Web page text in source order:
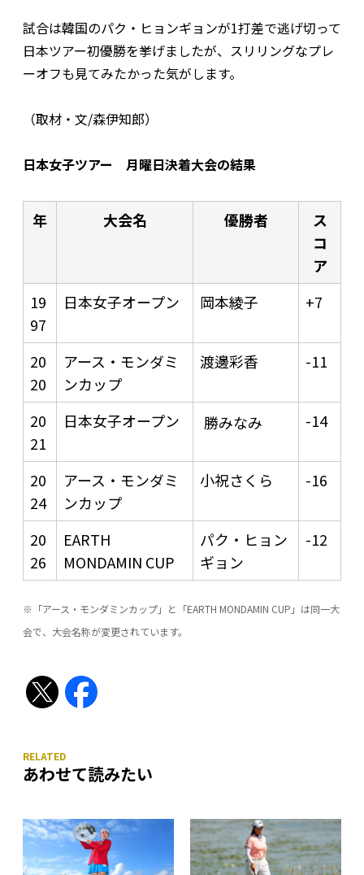
試合は韓国のパク・ヒョンギョンが1打差で逃げ切って
日本ツアー初優勝を挙げましたが、スリリングなプレ
ーオフも見てみたかった気がします。
（取材・文/森伊知郎）
日本女子ツアー 月曜日決着大会の結果
年 大会名 優勝者
ス
コ
ア
19
97
日本女子オープン 岡本綾子 +7
20
20
アース・モンダミ
ンカップ
渡邊彩香 -11
20
21
日本女子オープン 勝みなみ -14
20
24
アース・モンダミ
ンカップ
小祝さくら -16
20
26
EARTH
MONDAMIN CUP
パク・ヒョン
ギョン
-12
※「アース・モンダミンカップ」と「EARTH MONDAMIN CUP」は同一大
会で、大会名称が変更されています。
あわせて読みたい